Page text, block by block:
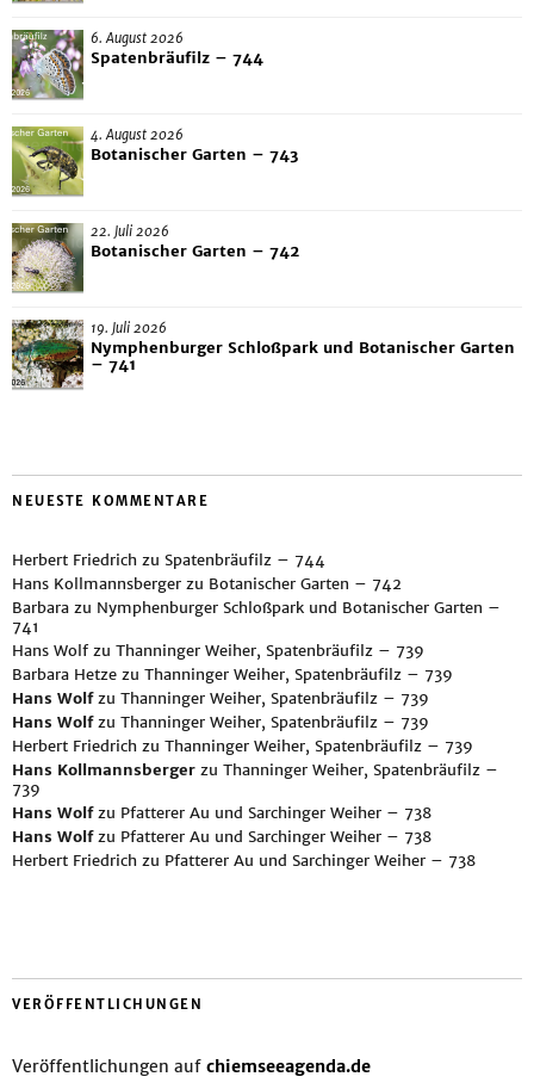
6. August 2026
Spatenbräufilz – 744
4. August 2026
Botanischer Garten – 743
22. Juli 2026
Botanischer Garten – 742
19. Juli 2026
Nymphenburger Schloßpark und Botanischer Garten
– 741
NEUESTE KOMMENTARE
Herbert Friedrich zu Spatenbräufilz – 744
Hans Kollmannsberger zu Botanischer Garten – 742
Barbara zu Nymphenburger Schloßpark und Botanischer Garten –
741
Hans Wolf zu Thanninger Weiher, Spatenbräufilz – 739
Barbara Hetze zu Thanninger Weiher, Spatenbräufilz – 739
Hans Wolfzu Thanninger Weiher, Spatenbräufilz – 739
Hans Wolfzu Thanninger Weiher, Spatenbräufilz – 739
Herbert Friedrich zu Thanninger Weiher, Spatenbräufilz – 739
Hans Kollmannsberger zu Thanninger Weiher, Spatenbräufilz –
739
Hans Wolfzu Pfatterer Au und Sarchinger Weiher – 738
Hans Wolfzu Pfatterer Au und Sarchinger Weiher – 738
Herbert Friedrich zu Pfatterer Au und Sarchinger Weiher – 738
VERÖFFENTLICHUNGEN
Veröffentlichungen auf chiemseeagenda.de